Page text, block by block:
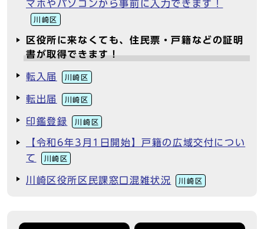
マホやパソコンから事前に入力できます！
川崎区
区役所に来なくても、住民票・戸籍などの証明
書が取得できます！
転入届 川崎区
転出届 川崎区
印鑑登録 川崎区
【令和6年3月1日開始】戸籍の広域交付につい
て
川崎区
川崎区役所区民課窓口混雑状況 川崎区